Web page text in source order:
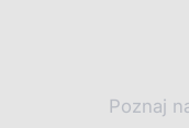
Poznaj